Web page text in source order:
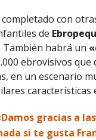
con
de
habrá un
ebrovisivos
en un escenario
características
gracias a
si te gusta